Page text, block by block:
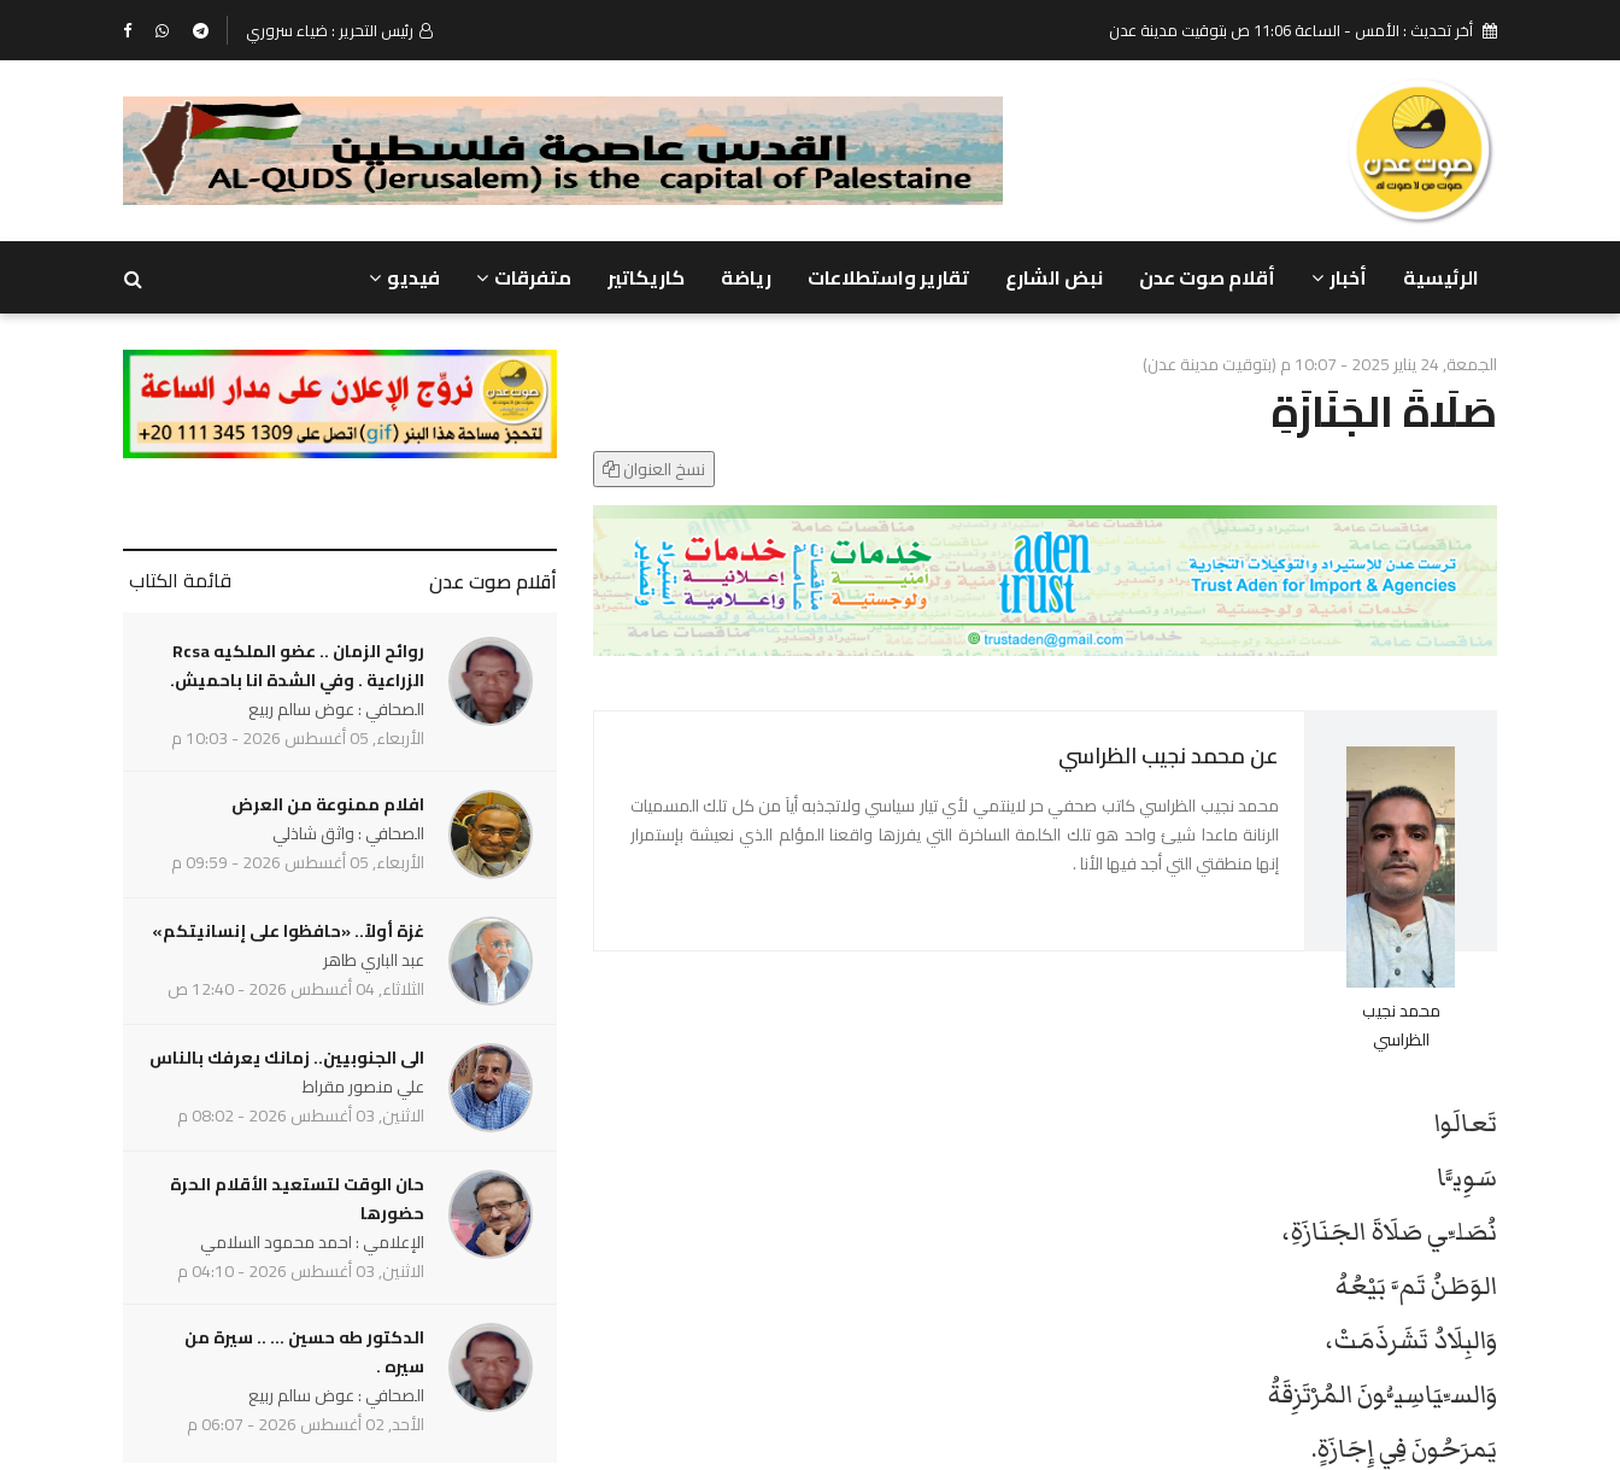
أخر تحديث : الأمس - الساعة 11:06 ص بتوقيت مدينة عدن رئيس التحرير : ضياء سروري
الرئيسية أخبار أقلام صوت عدن نبض الشارع تقارير واستطلاعات رياضة كاريكاتير متفرقات فيديو
الجمعة, 24 يناير 2025 - 10:07 م (بتوقيت مدينة عدن)
صَلَاةَ الجَنَازَةِ
نسخ العنوان
محمد نجيب
الظراسي
عن محمد نجيب الظراسي
محمد نجيب الظراسي كاتب صحفي حر لاينتمي لأي تيار سياسي ولاتجذبه أيآ من كل تلك المسميات
الرنانة ماعدا شيئ واحد هو تلك الكلمة الساخرة التي يفرزها واقعنا المؤلم الذي نعيشة بإستمرار
إنها منطقتي التي أجد فيها الأنا .
تَعالَوا
سَوِيًّا
نُصَلِّي صَلَاةَ الجَنَازَةِ،
الوَطَنُ تَمَّ بَيْعُهُ
وَالبِلَادُ تَشَرذَمَتْ،
وَالسِّيَاسِيُّونَ المُرْتَزِقَةُ
يَمرَحُونَ فِي إِجَازَةٍ.
أقلام صوت عدن قائمة الكتاب
روائح الزمان .. عضو الملكيه Rcsa
الزراعية . وفي الشدة انا باحميش.
الصحافي : عوض سالم ربيع
الأربعاء, 05 أغسطس 2026 - 10:03 م
افلام ممنوعة من العرض
الصحافي : واثق شاذلي
الأربعاء, 05 أغسطس 2026 - 09:59 م
غزة أولاً.. «حافظوا على إنسانيتكم»
عبد الباري طاهر
الثلاثاء, 04 أغسطس 2026 - 12:40 ص
الى الجنوبيين.. زمانك يعرفك بالناس
علي منصور مقراط
الاثنين, 03 أغسطس 2026 - 08:02 م
حان الوقت لتستعيد الأقلام الحرة
حضورها
الإعلامي : احمد محمود السلامي
الاثنين, 03 أغسطس 2026 - 04:10 م
الدكتور طه حسين ... .. سيرة من
سيره .
الصحافي : عوض سالم ربيع
الأحد, 02 أغسطس 2026 - 06:07 م